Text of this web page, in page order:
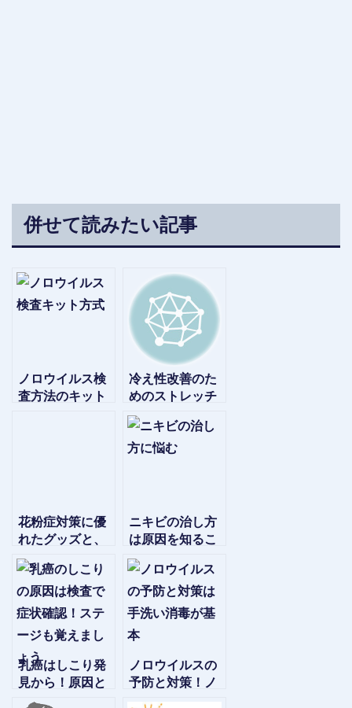
併せて読みたい記事
ノロウイルス検
査方法のキット
冷え性改善のた
めのストレッチ
や飲み物正しい
サプリの選び方
花粉症対策に優
れたグッズと、
食べ物や食事法
を紹介します
ニキビの治し方
は原因を知るこ
と！背中ニキビ
跡のケア法を紹
介
乳癌はしこり発
見から！原因と
症状は検診がお
ノロウイルスの
予防と対策！ノ
ロは徹底した消